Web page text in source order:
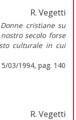
R. Vegetti
cristiane su
secolo forse
culturale in cui
03/1994, pag. 140
R. Vegetti